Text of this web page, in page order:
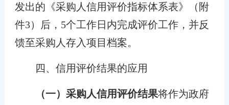
发出的《采购人信用评价指标体系表》（附
件3）后，5个工作日内完成评价工作，并反
馈至采购人存入项目档案。
四、信用评价结果的应用
（一）采购人信用评价结果将作为政府